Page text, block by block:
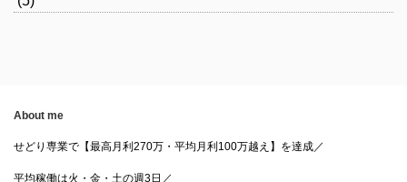
About me
せどり専業で【最高月利270万・平均月利100万越え】を達成／
平均稼働は火・金・土の週3日／